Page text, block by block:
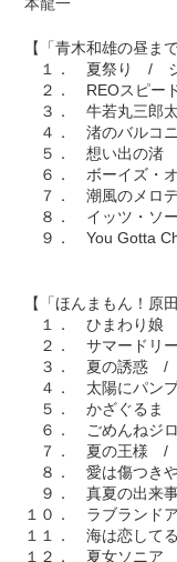
【「青木和雄の昼ま
１． 夏祭り / ジ
２． REOスピー
３． 牛若丸三郎
４． 渚のバルコ
５． 想い出の渚
６． ボーイズ・
７． 潮風のメロ
８． イッツ・ソ
９． You Gotta
/
【「ほんまもん！原
１． ひまわり
２． サマードリ
３． 夏の誘惑 /
４． 太陽にパン
５． かざぐる
６． ごめんねジ
７． 夏の王様 /
８． 愛は傷つき
９． 真夏の出
１０． ラブラン
１１． 海は恋し
１２． 夏女ソニア